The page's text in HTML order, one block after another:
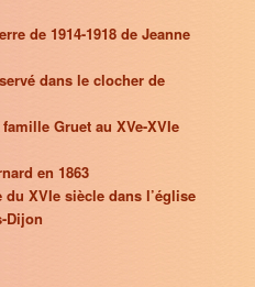
de 1914-1918 de Jeanne
dans le clocher de
Gruet au XVe-XVIe
en 1863
XVIe siècle dans l’église
Dijon